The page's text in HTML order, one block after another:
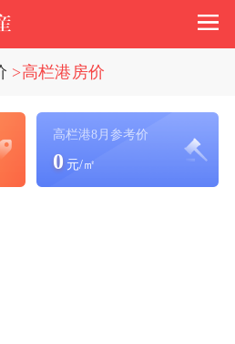
>高栏港房价
高栏港8月参考价
0 元/㎡